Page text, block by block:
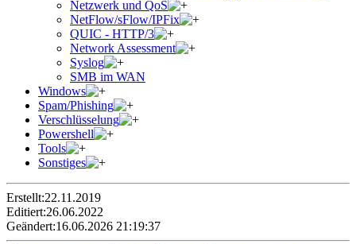
Netzwerk und QoS
NetFlow/sFlow/IPFix
QUIC - HTTP/3
Network Assessment
Syslog
SMB im WAN
Windows
Spam/Phishing
Verschlüsselung
Powershell
Tools
Sonstiges
Erstellt:22.11.2019
Editiert:26.06.2022
Geändert:16.06.2026 21:19:37